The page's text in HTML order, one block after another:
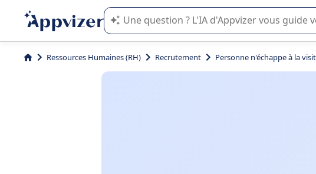
L'IA de Appvizer vous guide dans l'utilisation ou
Ressources Humaines (RH) Recrutement Personne n'échappe à la